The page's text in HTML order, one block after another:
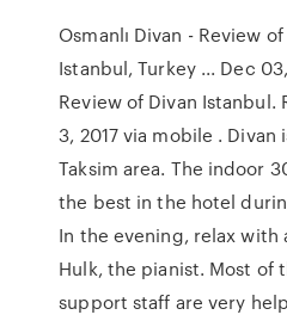
Osmanlı Divan - Review
Istanbul, Turkey ... Dec 03,
Review of Divan
3, 2017 via mobile .
Taksim area. The indoor
the best in the hotel
In the evening, relax
Hulk, the pianist. Most of
support staff are very